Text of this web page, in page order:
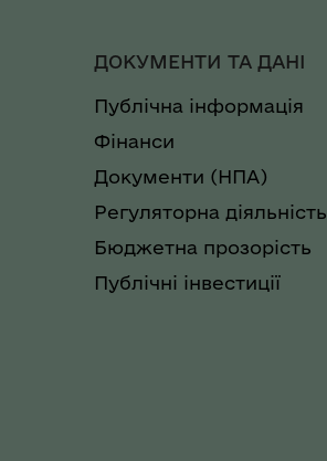
ДОКУМЕНТИ ТА ДАНІ
Публічна інформація
Фінанси
Документи (НПА)
Регуляторна діяльність
Бюджетна прозорість
Публічні інвестиції